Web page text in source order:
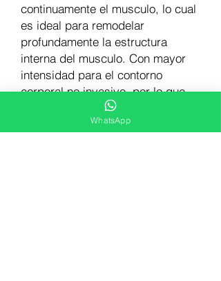
continuamente el musculo, lo cual
es ideal para remodelar
profundamente la estructura
interna del musculo. Con mayor
intensidad para el contorno
corporal no invasivo, por lo que
no solo logra un efecto sobre la
quema de grasa, sino que
WhatsApp